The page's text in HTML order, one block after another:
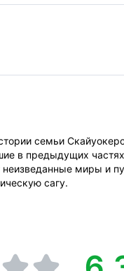
семьи
в предыдущих
миры и
сагу.